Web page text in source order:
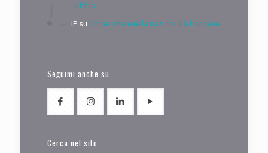
l’affitto
IPsu Come ottenere la nazionalità francese
Seguimi anche su
Cerca nel sito